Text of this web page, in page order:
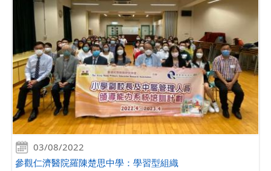
03/08/2022
參觀仁濟醫院羅陳楚思中學：學習型組織